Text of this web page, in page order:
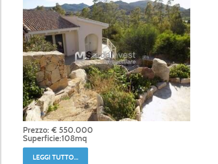
Prezzo: € 550.000
Superficie:108mq
LEGGI TUTTO...